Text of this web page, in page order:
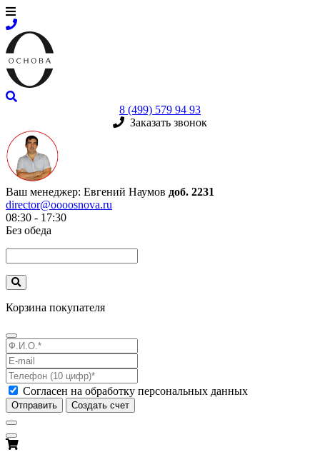
8 (499) 579 94 93
Заказать звонок
Ваш менеджер: Евгений Наумов доб. 2231
director@oooosnova.ru
08:30 - 17:30
Без обеда
Корзина покупателя
Согласен на обработку персональных данных
Отправить Создать счет